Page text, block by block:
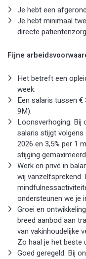
Je hebt een
Je hebt minimaal
directe
Fijne
Het betreft een
week.
Een salaris tussen €
9M).
Loonsverhoging: Bij
salaris stijgt volgens
2026 en 3,5% per 1
stijging
Werk en privé in
wij vanzelfsprekend.
ondersteunen we je
Groei en
breed aanbod aan
van vakinhoudelijke
Zo haal je het beste
Goed geregeld: Bij